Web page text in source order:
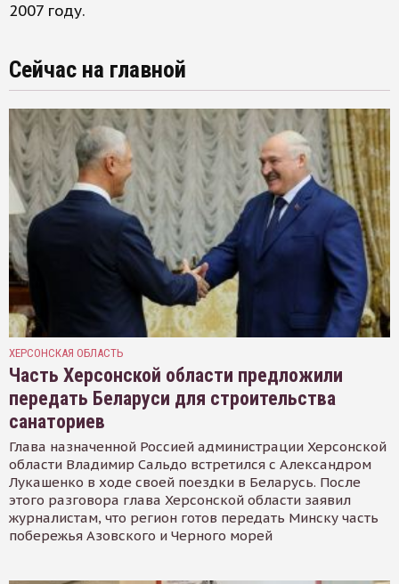
2007 году.
Сейчас на главной
ХЕРСОНСКАЯ ОБЛАСТЬ
Часть Херсонской области предложили
передать Беларуси для строительства
санаториев
Глава назначенной Россией администрации Херсонской
области Владимир Сальдо встретился с Александром
Лукашенко в ходе своей поездки в Беларусь. После
этого разговора глава Херсонской области заявил
журналистам, что регион готов передать Минску часть
побережья Азовского и Черного морей